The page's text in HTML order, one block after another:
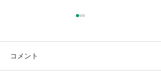
コメント